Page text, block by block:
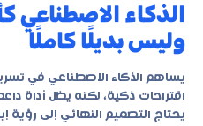
الذكاء الاصطناعي
وليس بديلًا كاملًا
يساهم الذكاء الاصطناعي في
اقتراحات ذكية، لكنه يظل أداة
يحتاج التصميم النهائي إلى رؤية